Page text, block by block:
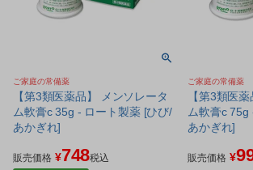
ご家庭の常備薬
【第3類医薬品】 メンソレータ
ム軟膏c 35g - ロート製薬 [ひび/
あかぎれ]
販売価格 ¥748税込
ご家庭の常備薬
【第3類医
ム軟膏c 75g -
あかぎれ]
販売価格 ¥